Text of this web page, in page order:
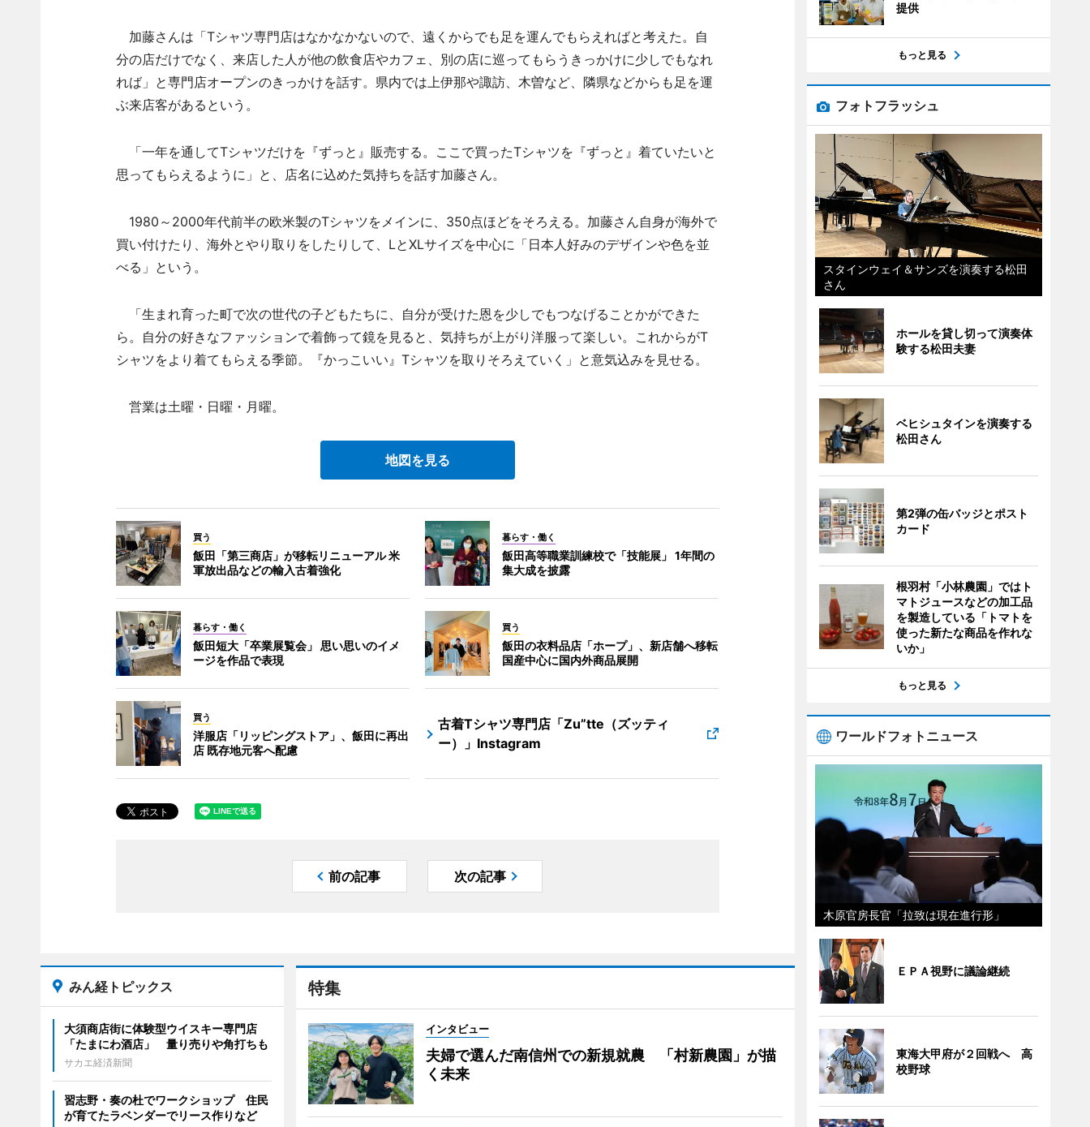
加藤さんは「Tシャツ専門店はなかなかないので、遠くからでも足を運んでもらえればと考えた。自
分の店だけでなく、来店した人が他の飲食店やカフェ、別の店に巡ってもらうきっかけに少しでもなれ
れば」と専門店オープンのきっかけを話す。県内では上伊那や諏訪、木曽など、隣県などからも足を運
ぶ来店客があるという。
「一年を通してTシャツだけを『ずっと』販売する。ここで買ったTシャツを『ずっと』着ていたいと
思ってもらえるように」と、店名に込めた気持ちを話す加藤さん。
1980～2000年代前半の欧米製のTシャツをメインに、350点ほどをそろえる。加藤さん自身が海外で
買い付けたり、海外とやり取りをしたりして、LとXLサイズを中心に「日本人好みのデザインや色を並
べる」という。
「生まれ育った町で次の世代の子どもたちに、自分が受けた恩を少しでもつなげることかができた
ら。自分の好きなファッションで着飾って鏡を見ると、気持ちが上がり洋服って楽しい。これからがT
シャツをより着てもらえる季節。『かっこいい』Tシャツを取りそろえていく」と意気込みを見せる。
営業は土曜・日曜・月曜。
地図を見る
買う
飯田「第三商店」が移転リニューアル 米
軍放出品などの輸入古着強化
暮らす・働く
飯田高等職業訓練校で「技能展」 1年間の
集大成を披露
暮らす・働く
飯田短大「卒業展覧会」 思い思いのイメ
ージを作品で表現
買う
飯田の衣料品店「ホープ」、新店舗へ移転
国産中心に国内外商品展開
買う
洋服店「リッピングストア」、飯田に再出
店 既存地元客へ配慮
古着Tシャツ専門店「Zu”tte（ズッティ
ー）」Instagram
前の記事 次の記事
特集
インタビュー
夫婦で選んだ南信州での新規就農 「村新農園」が描
く未来
みん経トピックス
大須商店街に体験型ウイスキー専門店
「たまにわ酒店」 量り売りや角打ちも
サカエ経済新聞
習志野・奏の杜でワークショップ 住民
が育てたラベンダーでリース作りなど
提供
もっと見る
フォトフラッシュ
スタインウェイ＆サンズを演奏する松田
さん
ホールを貸し切って演奏体
験する松田夫妻
ベヒシュタインを演奏する
松田さん
第2弾の缶バッジとポスト
カード
根羽村「小林農園」ではト
マトジュースなどの加工品
を製造している「トマトを
使った新たな商品を作れな
いか」
もっと見る
ワールドフォトニュース
木原官房長官「拉致は現在進行形」
ＥＰＡ視野に議論継続
東海大甲府が２回戦へ 高
校野球